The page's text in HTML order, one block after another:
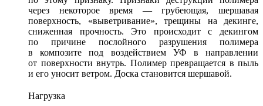
через некоторое время — грубеющая, шершавая
поверхность, «выветривание», трещины на декинге,
сниженная прочность. Это происходит с декингом
по причине послойного разрушения полимера
в композите под воздействием УФ в направлении
от поверхности внутрь. Полимер превращается в пыль
и его уносит ветром. Доска становится шершавой.
Нагрузка